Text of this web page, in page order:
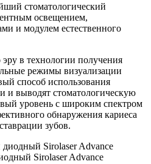
стоматологический
освещением,
и модулем естественного
в технологии получения
режимы визуализации
способ использования
и выводят стоматологическую
уровень с широким спектром
обнаружения кариеса
зубов.
Sirolaser Advance